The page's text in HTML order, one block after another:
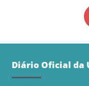
Diário Oficial da